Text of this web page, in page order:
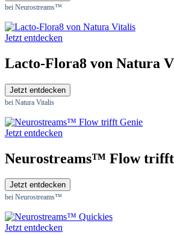
bei Neurostreams™
Jetzt entdecken
Lacto-Flora8 von Natura
Jetzt entdecken
bei Natura Vitalis
Jetzt entdecken
Neurostreams™ Flow trifft
Jetzt entdecken
bei Neurostreams™
Jetzt entdecken